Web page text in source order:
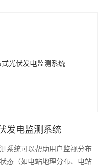
发电监测系统
系统可以帮助用户监视分布
态（如电站地理分布、电站